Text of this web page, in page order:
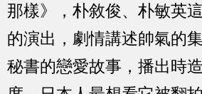
那樣》，朴敘俊、朴敏英
的演出，劇情講述帥氣的
秘書的戀愛故事，播出時